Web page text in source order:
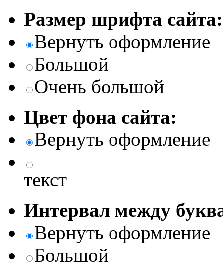
Размер шрифта сайта:
Вернуть оформление
Большой
Очень большой
Цвет фона сайта:
Вернуть оформление
текст
Интервал между
Вернуть оформление
Большой